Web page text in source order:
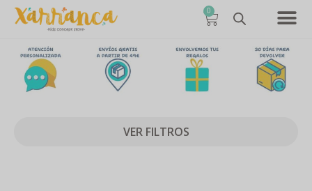
0
VER FILTROS